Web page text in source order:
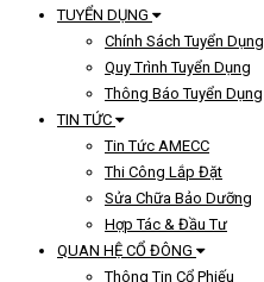
TUYỂN DỤNG
Chính Sách Tuyển Dụng
Quy Trình Tuyển Dụng
Thông Báo Tuyển Dụng
TIN TỨC
Tin Tức AMECC
Thi Công Lắp Đặt
Sửa Chữa Bảo Dưỡng
Hợp Tác & Đầu Tư
QUAN HỆ CỔ ĐÔNG
Thông Tin Cổ Phiếu